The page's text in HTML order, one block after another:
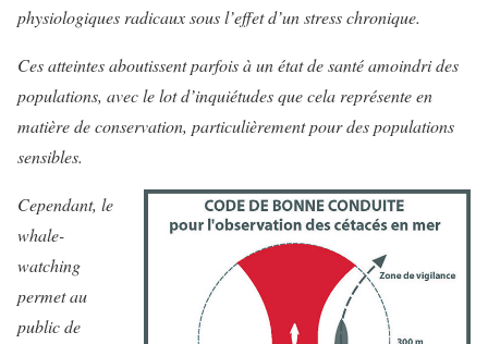
physiologiques radicaux sous l’effet d’un stress chronique.
Ces atteintes aboutissent parfois à un état de santé amoindri des
populations, avec le lot d’inquiétudes que cela représente en
matière de conservation, particulièrement pour des populations
sensibles.
Cependant, le
whale-
watching
permet au
public de